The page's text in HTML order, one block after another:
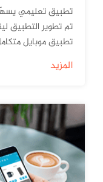
تطبيق تعليمي
تم تطوير التطبيق
تطبيق موبايل
المزيد